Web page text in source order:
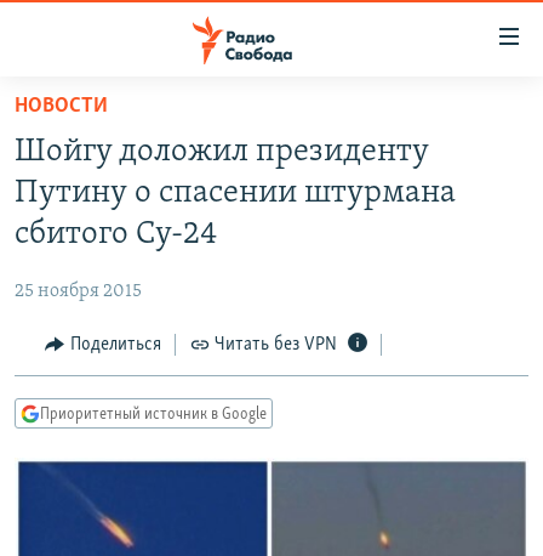
упрощенного
доступа
Вернуться
основному
Вернутся
Вернутся
ПОДКАСТЫ
АВТОРСКИЕ ПРОЕКТЫ
МНЕНИЯ
КУЛЬТУРА
КАВКАЗ.РЕАЛИИ
СИБИРЬ.РЕАЛИИ
НОВОСТИ
Шойгу доложил президенту
Путину о спасении штурмана
сбитого Су-24
25 ноября 2015
Поделиться Читать без VPN
Приоритетный источник в Google